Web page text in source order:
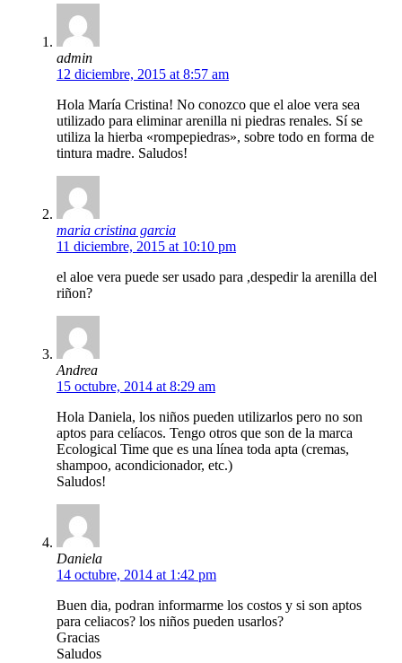
admin
12 diciembre, 2015 at 8:57 am
Hola María Cristina! No conozco que el aloe vera sea
utilizado para eliminar arenilla ni piedras renales. Sí se
utiliza la hierba «rompepiedras», sobre todo en forma de
tintura madre. Saludos!
maria cristina garcia
11 diciembre, 2015 at 10:10 pm
el aloe vera puede ser usado para ,despedir la arenilla del
riñon?
Andrea
15 octubre, 2014 at 8:29 am
Hola Daniela, los niños pueden utilizarlos pero no son
aptos para celíacos. Tengo otros que son de la marca
Ecological Time que es una línea toda apta (cremas,
shampoo, acondicionador, etc.)
Saludos!
Daniela
14 octubre, 2014 at 1:42 pm
Buen dia, podran informarme los costos y si son aptos
para celiacos? los niños pueden usarlos?
Gracias
Saludos